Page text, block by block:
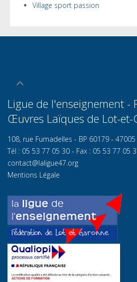
Village sport passion
Ligue de l'enseignement -
Œuvres Laïques de Lot-et-
108, rue Fumadelles - BP 60179 -
Tél : 05 53 77 05 30 - Fax : 05 53 77 05
contact@laligue47.org
Mentions Légale